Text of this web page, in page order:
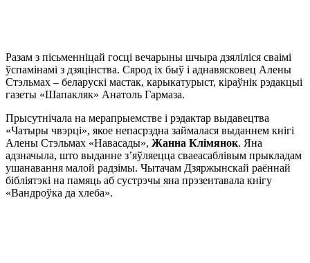
Разам з пісьменніцай госці вечарыны шчыра дзяліліся сваімі
ўспамінамі з дзяцінства. Сярод іх быў і аднавясковец Алены
Стэльмах – беларускі мастак, карыкатурыст, кіраўнік рэдакцыі
газеты «Шапакляк» Анатоль Гармаза.
Прысутнічала на мерапрыемстве і рэдактар выдавецтва
«Чатыры чвэрці», якое непасрэдна займалася выданнем кнігі
Алены Стэльмах «Навасады», Жанна Клімянок. Яна
адзначыла, што выданне з’яўляецца сваеасаблівым прыкладам
ушанавання малой радзімы. Чытачам Дзяржынскай раённай
бібліятэкі на памяць аб сустрэчы яна прэзентавала кнігу
«Вандроўка да хлеба».